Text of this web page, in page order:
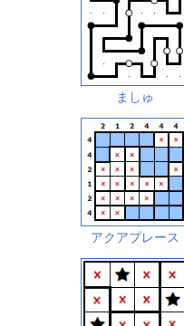
ましゅ
アクアプレース